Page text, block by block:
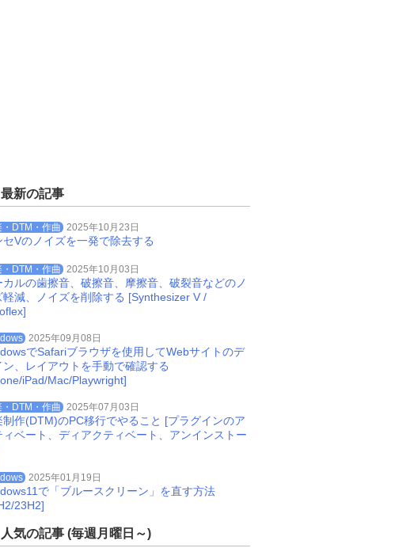
xhtml1/DTD/xhtml1-transitional.dtd">
最新の記事
DTM・作曲 2025年10月23日
セVのノイズを一発で除去する
DTM・作曲 2025年10月03日
カルの歯擦音、破擦音、摩擦音、破裂音などのノ
軽減、ノイズを削除する [Synthesizer V /
2025年09月08日
でSafariブラウザを使用してWebサイトのデ
ン、レイアウトを手動で確認する
iPad/Mac/Playwright]
DTM・作曲 2025年07月03日
制作(DTM)のPC移行でやること [プラグインのア
ィベート、ディアクティベート、アンインストー
2025年01月19日
で「ブルースクリーン」を直す方法
23H2]
人気の記事 (毎週月曜日～)